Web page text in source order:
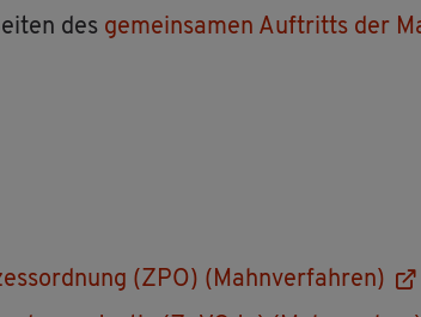
des ge­mein­sa­men Auf­tritts der
(ZPO) (Mahn­ver­fah­ren)